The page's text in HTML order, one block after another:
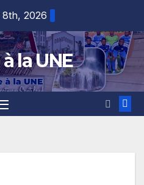
2026
la UNE